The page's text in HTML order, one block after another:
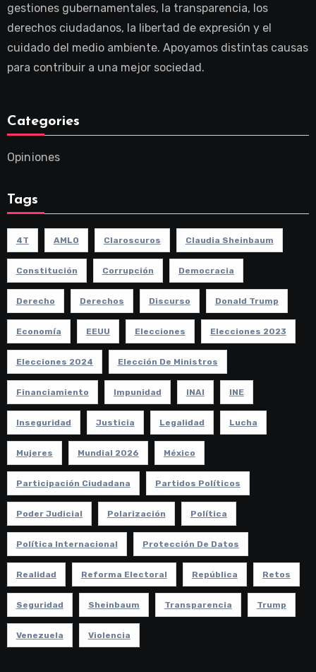
gestiones gubernamentales, la transparencia, los
derechos ciudadanos, la libertad de expresión y el
cuidado del medio ambiente. Apoyamos distintas causas
para contribuir a una mejor sociedad.
Categories
Opiniones
Tags
4T AMLO Claroscuros Claudia Sheinbaum
Constitución Corrupción Democracia
Derecho Derechos Discurso Donald Trump
Economía EEUU Elecciones Elecciones 2023
Elecciones 2024 Elección De Ministros
Financiamiento Impunidad INAI INE
Inseguridad Justicia Legalidad Lucha
Mujeres Mundial 2026 México
Participación Ciudadana Partidos Políticos
Poder Judicial Polarización Política
Política Internacional Protección De Datos
Realidad Reforma Electoral República Retos
Seguridad Sheinbaum Transparencia Trump
Venezuela Violencia